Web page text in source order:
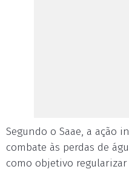
Segundo o Saae, a ação
combate às perdas de
como objetivo